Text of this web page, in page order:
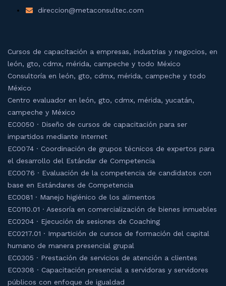
direccion@metaconsultec.com
Cursos de capacitación a empresas, industrias y negocios, en
león, gto, cdmx, mérida, campeche y todo México
Consultoría en león, gto, cdmx, mérida, campeche y todo
México
Centro evaluador en león, gto, cdmx, mérida, yucatán,
campeche y México
EC0050 · Diseño de cursos de capacitación para ser
impartidos mediante Internet
EC0074 · Coordinación de grupos técnicos de expertos para
el desarrollo del Estándar de Competencia
EC0076 · Evaluación de la competencia de candidatos con
base en Estándares de Competencia
EC0081 · Manejo higiénico de los alimentos
EC0110.01 · Asesoría en comercialización de bienes inmuebles
EC0204 · Ejecución de sesiones de Coaching
EC0217.01 · Impartición de cursos de formación del capital
humano de manera presencial grupal
EC0305 · Prestación de servicios de atención a clientes
EC0308 · Capacitación presencial a servidoras y servidores
públicos con enfoque de igualdad